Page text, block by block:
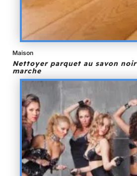
Maison
Nettoyer parquet au savon
marche